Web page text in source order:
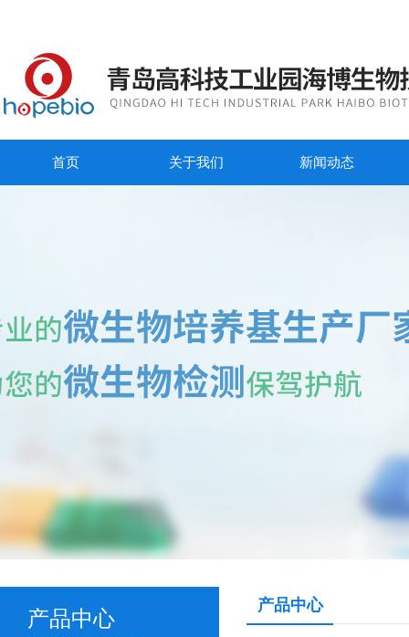
首页 关于我们 新闻动态
产品中心
产品中心